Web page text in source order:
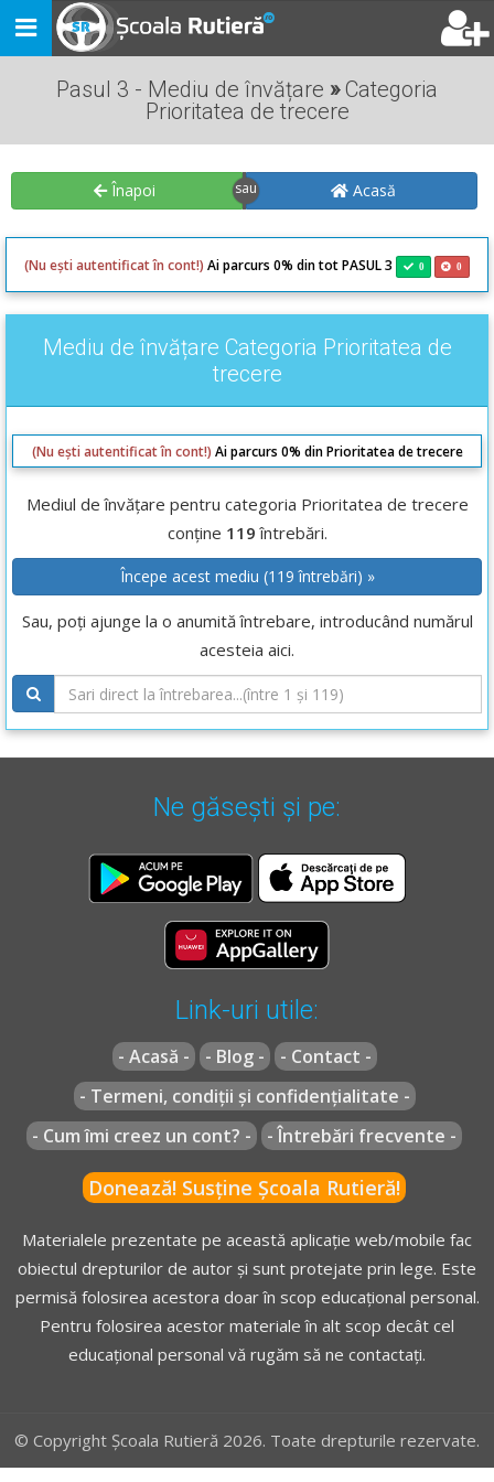
Toggle
navigation
Pasul 3 - Mediu de învățare »Categoria
Prioritatea de trecere
Înapoi Acasă
(Nu ești autentificat în cont!) Ai parcurs 0% din tot PASUL 3 0 0
Mediu de învățare Categoria Prioritatea de
trecere
(Nu ești autentificat în cont!) Ai parcurs 0% din Prioritatea de trecere
Mediul de învățare pentru categoria Prioritatea de trecere
conține 119 întrebări.
Începe acest mediu (119 întrebări) »
Sau, poți ajunge la o anumită întrebare, introducând numărul
acesteia aici.
Ne găsești și pe:
Link-uri utile:
- Acasă - - Blog -
- Contact -
- Termeni, condiții și confidențialitate -
- Cum îmi creez un cont? -
- Întrebări frecvente -
Donează! Susține Școala Rutieră!
Materialele prezentate pe această aplicație web/mobile fac
obiectul drepturilor de autor și sunt protejate prin lege. Este
permisă folosirea acestora doar în scop educațional personal.
Pentru folosirea acestor materiale în alt scop decât cel
educațional personal vă rugăm să ne contactați.
© Copyright Școala Rutieră 2026. Toate drepturile rezervate.